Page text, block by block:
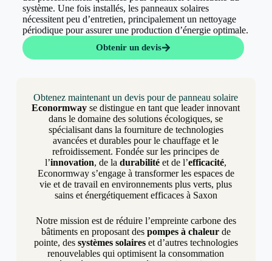
système. Une fois installés, les panneaux solaires
nécessitent peu d’entretien, principalement un nettoyage
périodique pour assurer une production d’énergie optimale.
Obtenir un devis
Obtenez maintenant un devis pour de panneau solaire
Econormway se distingue en tant que leader innovant
dans le domaine des solutions écologiques, se
spécialisant dans la fourniture de technologies
avancées et durables pour le chauffage et le
refroidissement. Fondée sur les principes de
l’innovation, de ladurabilité et de l’efficacité,
Econormway s’engage à transformer les espaces de
vie et de travail en environnements plus verts, plus
sains et énergétiquement efficaces à Saxon
Notre mission est de réduire l’empreinte carbone des
bâtiments en proposant des pompes à chaleurde
pointe, des systèmes solaireset d’autres technologies
renouvelables qui optimisent la consommation